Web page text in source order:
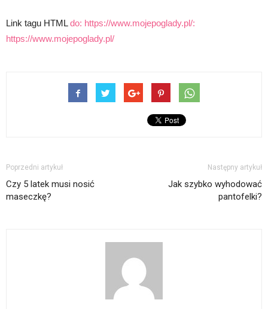
Link tagu HTMLdo: https://www.mojepoglady.pl/:
https://www.mojepoglady.pl/
Poprzedni artykuł
Czy 5 latek musi nosić
maseczkę?
Następny artykuł
Jak szybko wyhodować
pantofelki?